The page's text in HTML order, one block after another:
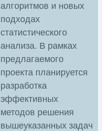
алгоритмов и новых
подходах
статистического
анализа. В рамках
предлагаемого
проекта планируется
разработка
эффективных
методов решения
вышеуказанных задач